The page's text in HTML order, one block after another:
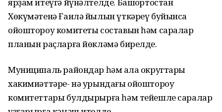
Хөкүмәтенә Ғаилә йылын үткәреү буйынса
ойоштороу комитеты составын һәм саралар
планын раҫларға йөкләмә бирелде.
Муниципаль райондар һәм ҡала округтары
хакимиәттәре- нә урындағы ойоштороу
комитеттары булдырырға һәм тейешле саралар